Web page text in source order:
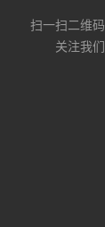
扫一扫二维码
关注我们